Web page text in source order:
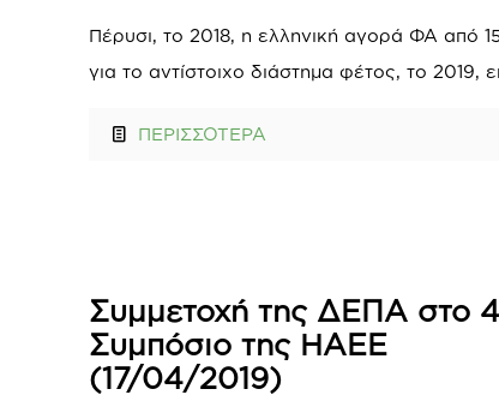
Πέρυσι, το 2018, η ελληνική αγορά ΦΑ από
για το αντίστοιχο διάστημα φέτος, το 2019,
ΠΕΡΙΣΣΟΤΕΡΑ
Συμμετοχή της ΔΕΠΑ στο
Συμπόσιο της ΗΑΕΕ
(17/04/2019)